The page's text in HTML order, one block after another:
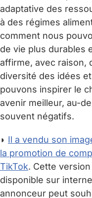
adaptative des
à des régimes
comment nous
de vie plus durables
affirme, avec raison,
diversité des idées
pouvons inspirer le
avenir meilleur, au-
souvent négatifs.
◗ Il a vendu son
la promotion de
TikTok. Cette
disponible sur
annonceur peut